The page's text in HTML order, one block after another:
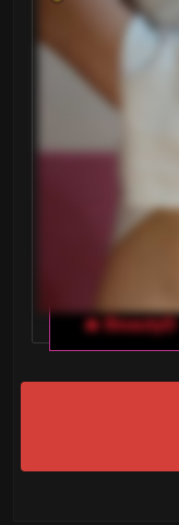
🔥 BeautyD